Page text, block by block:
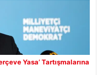
Yasa’ Tartışmalarına